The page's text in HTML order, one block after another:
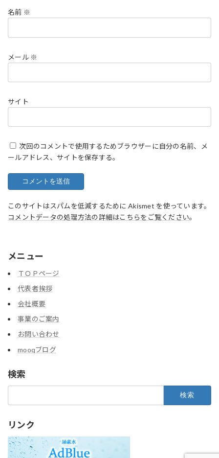
名前 ※
メール ※
サイト
次回のコメントで使用するためブラウザーに自分の名前、メ
ールアドレス、サイトを保存する。
このサイトはスパムを低減するために Akismet を使っています。
コメントデータの処理方法の詳細はこちらをご覧ください。
メニュー
ＴＯＰページ
代表者挨拶
会社概要
事業のご案内
お問い合わせ
mooqブログ
検索
リンク